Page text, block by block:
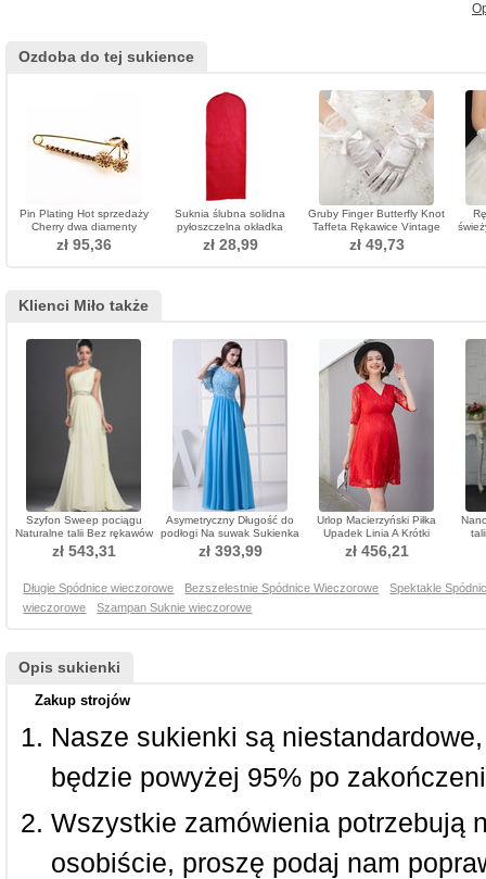
Ozdoba do tej sukience
Pin Plating Hot sprzedaży
Cherry dwa diamenty
Broszka kobiet
zł 95,36
Suknia ślubna solidna
pyłoszczelna okładka
ochronna pokrowce
ochronne producent
zł 28,99
Gruby Finger Butterfly Knot
Taffeta Rękawice Vintage
zł 49,73
Klienci Miło także
Szyfon Sweep pociągu
Naturalne talii Bez rękawów
Sukienka wieczorowe
zł 543,31
Asymetryczny Długość do
podłogi Na suwak Sukienka
wieczorowe
zł 393,99
Urlop Macierzyński Piłka
Upadek Linia A Krótki
Sukienka wieczorowe
zł 456,21
Długie Spódnice wieczorowe Bezszelestnie Spódnice Wieczorowe
Spektakle
wieczorowe
Szampan Suknie wieczorowe
Opis sukienki
Zakup strojów
Nasze sukienki są
będzie powyżej 95% po
Wszystkie zamówienia potrzebują
osobiście, proszę podaj nam